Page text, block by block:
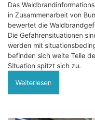
Das
in Zusammenarbeit von
bewertet die
Die Gefahrensituationen
werden mit
befinden sich weite Teile
Situation spitzt sich zu.
Weiterlesen